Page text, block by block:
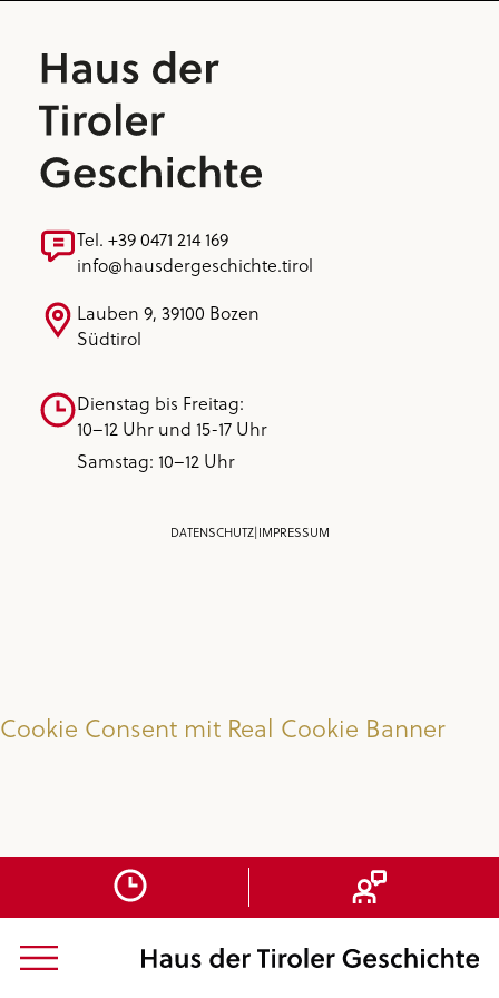
Tel. +39 0471 214 169
info@hausdergeschichte.tirol
Lauben 9, 39100 Bozen
Südtirol
Dienstag bis Freitag:
10–12 Uhr und 15-17 Uhr
Samstag: 10–12 Uhr
DATENSCHUTZ|IMPRESSUM
Cookie Consent mit Real Cookie Banner